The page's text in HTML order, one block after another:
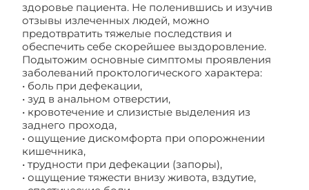
здоровье пациента. Не поленившись и изучив
отзывы излеченных людей, можно
предотвратить тяжелые последствия и
обеспечить себе скорейшее выздоровление.
Подытожим основные симптомы проявления
заболеваний проктологического характера:
• боль при дефекации,
• зуд в анальном отверстии,
• кровотечение и слизистые выделения из
заднего прохода,
• ощущение дискомфорта при опорожнении
кишечника,
• трудности при дефекации (запоры),
• ощущение тяжести внизу живота, вздутие,